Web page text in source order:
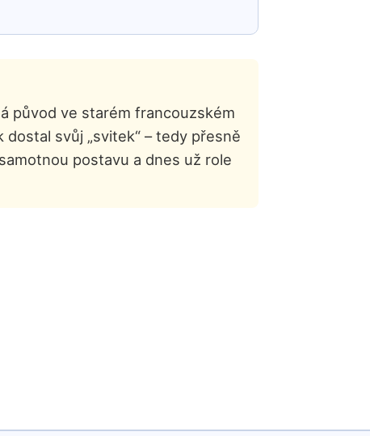
původ ve starém francouzském
svůj „svitek“ – tedy přesně
postavu a dnes už role